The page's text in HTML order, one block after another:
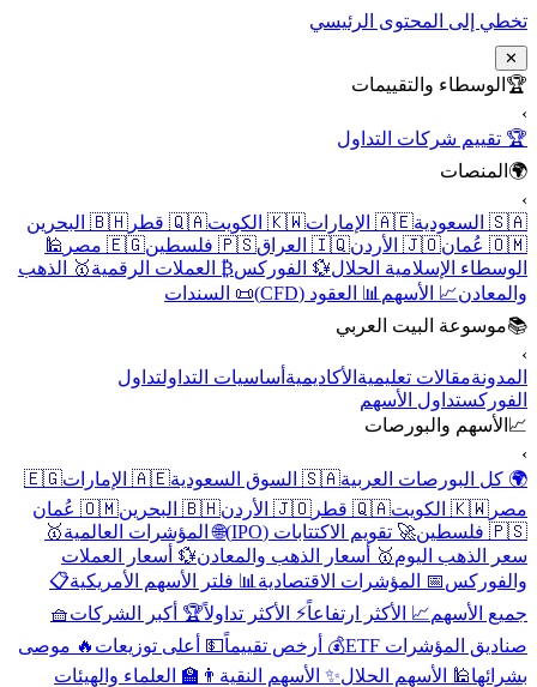
تخطي إلى المحتوى الرئيسي
✕
🏆 الوسطاء والتقييمات
›
🏆 تقييم شركات التداول
🌍 المنصات
›
🇸🇦 السعودية
🇦🇪 الإمارات 🇰🇼 الكويت 🇶🇦 قطر
🇧🇭 البحرين
🇴🇲 عُمان
🇯🇴 الأردن 🇮🇶 العراق 🇵🇸 فلسطين 🇪🇬 مصر
🕌
الوسطاء الإسلامية الحلال💱 الفوركس₿ العملات الرقمية🥇 الذهب
والمعادن📈 الأسهم 📊 العقود (CFD)
📜 السندات
📚موسوعة البيت العربي
›
المدونةمقالات تعليمية الأكاديمية أساسيات التداولتداول
الفوركستداول الأسهم
📈 الأسهم والبورصات
›
🌍 كل البورصات العربية🇸🇦 السوق السعودية 🇦🇪 الإمارات
🇪🇬
مصر 🇰🇼 الكويت 🇶🇦 قطر 🇯🇴 الأردن 🇧🇭 البحرين
🇴🇲 عُمان
🇵🇸 فلسطين
🚀 تقويم الاكتتابات (IPO) 🌐 المؤشرات العالمية🥇
سعر الذهب اليوم🥇 أسعار الذهب والمعادن💱 أسعار العملات
والفوركس📅 المؤشرات الاقتصادية 📊 فلتر الأسهم الأمريكية📋
جميع الأسهم📈 الأكثر ارتفاعاً⚡ الأكثر تداولاً🏆 أكبر الشركات🧺
صناديق المؤشرات ETF
💰 أرخص تقييماً💵 أعلى توزيعات 🔥 موصى
بشرائها🕌 الأسهم الحلال✨ الأسهم النقية 👨‍🏫 العلماء والهيئات